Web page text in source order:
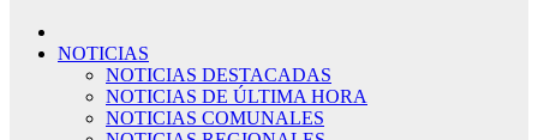
NOTICIAS
NOTICIAS DESTACADAS
NOTICIAS DE ÚLTIMA HORA
NOTICIAS COMUNALES